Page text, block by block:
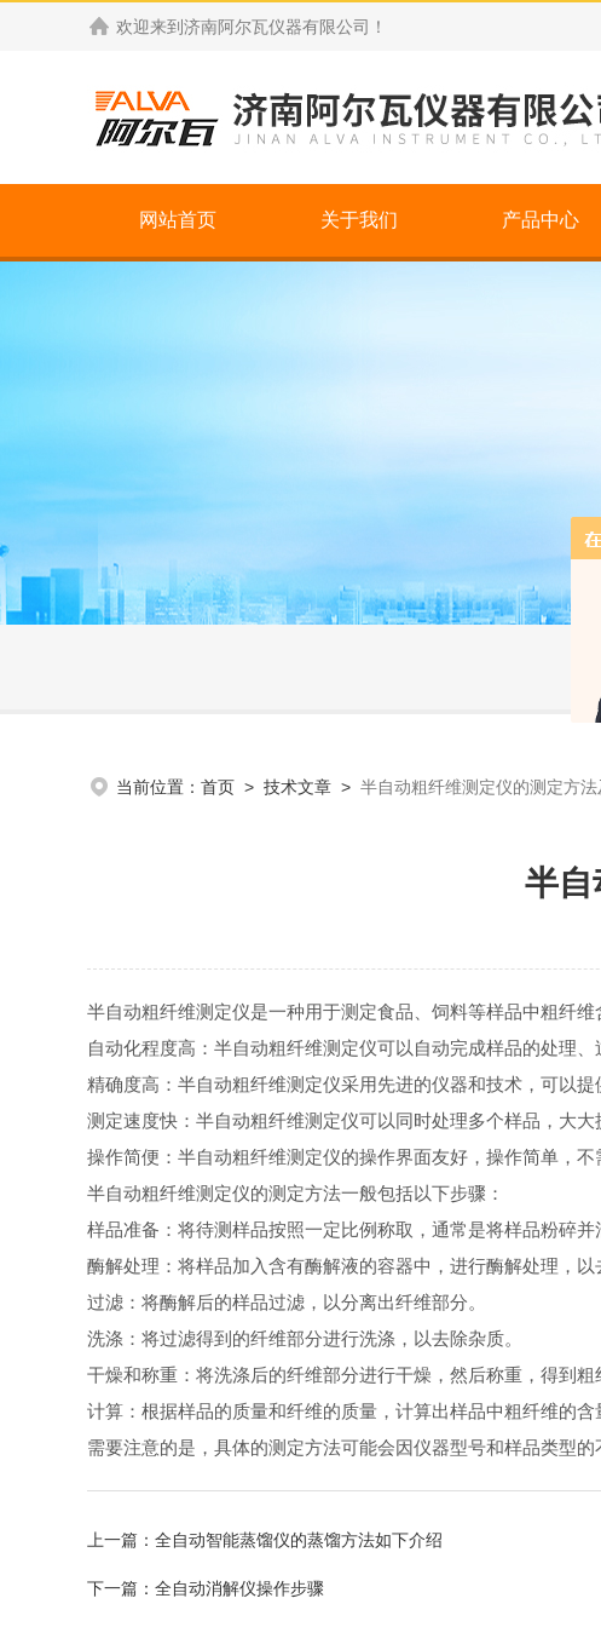
欢迎来到 济南阿尔瓦仪器有限公司 ！
网站首页 关于我们 产品中心
当前位置： 首页 > 技术文章 > 半自动粗纤维测定仪的测定方
半自
半自动粗纤维测定仪是一种用于测定食品、饲料等样品中粗纤
自动化程度高：半自动粗纤维测定仪可以自动完成样品的处理
精确度高：半自动粗纤维测定仪采用先进的仪器和技术，可以
测定速度快：半自动粗纤维测定仪可以同时处理多个样品，大
操作简便：半自动粗纤维测定仪的操作界面友好，操作简单，
半自动粗纤维测定仪的测定方法一般包括以下步骤：
样品准备：将待测样品按照一定比例称取，通常是将样品粉碎并
酶解处理：将样品加入含有酶解液的容器中，进行酶解处理，
过滤：将酶解后的样品过滤，以分离出纤维部分。
洗涤：将过滤得到的纤维部分进行洗涤，以去除杂质。
干燥和称重：将洗涤后的纤维部分进行干燥，然后称重，得到粗
计算：根据样品的质量和纤维的质量，计算出样品中粗纤维的含
需要注意的是，具体的测定方法可能会因仪器型号和样品类型
上一篇： 全自动智能蒸馏仪的蒸馏方法如下介绍
下一篇： 全自动消解仪操作步骤